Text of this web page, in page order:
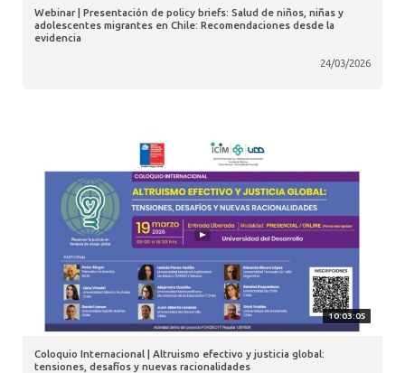
Webinar | Presentación de policy briefs: Salud de niños, niñas y
adolescentes migrantes en Chile: Recomendaciones desde la
evidencia
24/03/2026
10:03:05
Coloquio Internacional | Altruismo efectivo y justicia global:
tensiones, desafíos y nuevas racionalidades